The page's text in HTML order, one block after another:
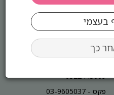
כך
סקול מרקט שיווק והפצה
בע"מ - סיטונאות מזון
ומשקאות
משרד - 03-9605033
0522445069
פקס - 03-9605037